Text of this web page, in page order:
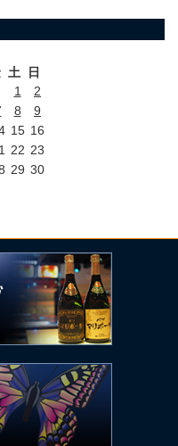
土
日
1
2
8
9
15 16
22 23
29 30